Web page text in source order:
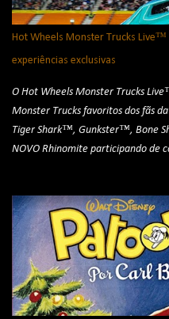
outubro (domingo). Virada Sonora
fotografias. De pi...
Hot Wheels Monster Trucks
experiências exclusivas
O Hot Wheels Monster Trucks
Monster Trucks favoritos dos fãs
Tiger Shark™, Gunkster™, Bone
NOVO Rhinomite participando de
aéreas da equipe de motocross
Créditos: divulgação As
de agosto, no Jockey Club. Em
com sessão em 15 de agosto, na
em São Paulo, no dia 22 de
termina em Brasília, em 29 de